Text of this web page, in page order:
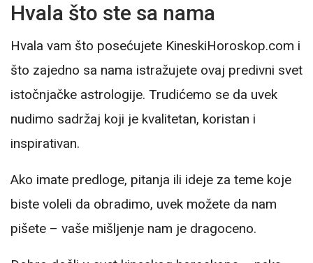
Hvala što ste sa nama
Hvala vam što posećujete KineskiHoroskop.com i
što zajedno sa nama istražujete ovaj predivni svet
istočnjačke astrologije. Trudićemo se da uvek
nudimo sadržaj koji je kvalitetan, koristan i
inspirativan.
Ako imate predloge, pitanja ili ideje za teme koje
biste voleli da obradimo, uvek možete da nam
pišete – vaše mišljenje nam je dragoceno.